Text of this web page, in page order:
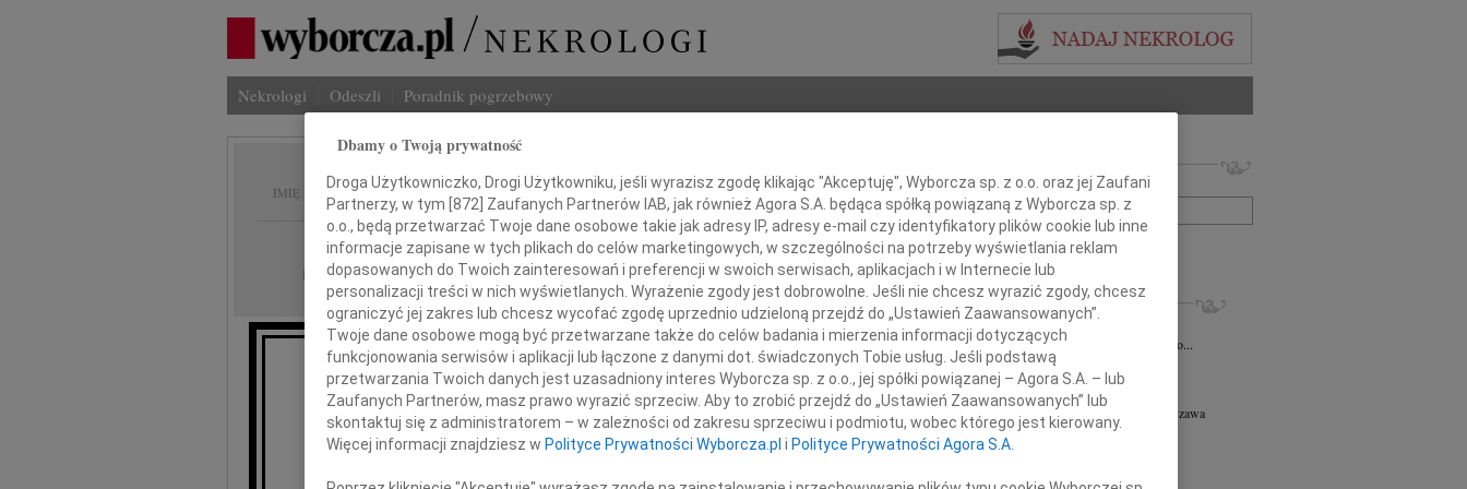
Nekrologi Odeszli Poradnik pogrzebowy
IMIĘ I NAZWISKO: Jerzy Mizgalski
REGION: Warszawa
DATA EMISJI: 11.05.2026
Magdzie Mizgalskiej-Osowieckiej
składamy wyrazy głębokiego współczucia
z powodu śmierci Jej Taty
Imię i nazwisko lub numer ogłoszenia:
+ szukanie zaawansowane
INNE NEKROLOGI
Eugeniusz Butruk 05.08.2026
Z ogromnym żalem przyjęliśmy wiadomość o...
04.08.2026Warszawa
Wyrazy współczucia z powodu śmierci...
Andrzej Piotr Gołaszewski
Warszawa
doktor nauk technicznych Andrzej Piotr...
05.08.2026
Dr Matyldzie Mielcarskiej, najszczersze...
Dbamy o Twoją prywatność
Droga Użytkowniczko, Drogi Użytkowniku, jeśli wyrazisz zgodę klikając "Akceptuję", Wyborcza sp. z o.o. oraz jej Zaufani
Partnerzy, w tym [872] Zaufanych Partnerów IAB, jak również Agora S.A. będąca spółką powiązaną z Wyborcza sp. z
o.o., będą przetwarzać Twoje dane osobowe takie jak adresy IP, adresy e-mail czy identyfikatory plików cookie lub inne
informacje zapisane w tych plikach do celów marketingowych, w szczególności na potrzeby wyświetlania reklam
dopasowanych do Twoich zainteresowań i preferencji w swoich serwisach, aplikacjach i w Internecie lub
personalizacji treści w nich wyświetlanych. Wyrażenie zgody jest dobrowolne. Jeśli nie chcesz wyrazić zgody, chcesz
ograniczyć jej zakres lub chcesz wycofać zgodę uprzednio udzieloną przejdź do „Ustawień Zaawansowanych”.
Twoje dane osobowe mogą być przetwarzane także do celów badania i mierzenia informacji dotyczących
funkcjonowania serwisów i aplikacji lub łączone z danymi dot. świadczonych Tobie usług. Jeśli podstawą
przetwarzania Twoich danych jest uzasadniony interes Wyborcza sp. z o.o., jej spółki powiązanej – Agora S.A. – lub
Zaufanych Partnerów, masz prawo wyrazić sprzeciw. Aby to zrobić przejdź do „Ustawień Zaawansowanych” lub
skontaktuj się z administratorem – w zależności od zakresu sprzeciwu i podmiotu, wobec którego jest kierowany.
Więcej informacji znajdziesz w Polityce Prywatności Wyborcza.pl i Polityce Prywatności Agora S.A.